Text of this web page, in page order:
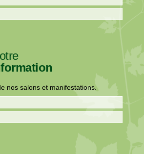
nos salons et manifestations.